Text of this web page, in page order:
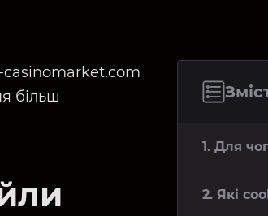
casinomarket.com
більш
1. Для
2. Які